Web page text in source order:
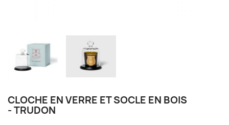
CLOCHE EN VERRE ET SOCLE EN BOIS
- TRUDON